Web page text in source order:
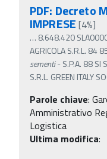
PDF: Decreto
IMPRESE [4%]
… 8.648.420
AGRICOLA S.R.L. 84
sementi- S.P.A. 88 SI
S.R.L. GREEN ITALY
Parole chiave:
Amministrativo
Logistica
Ultima modifica: